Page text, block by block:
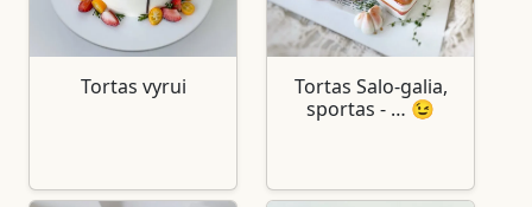
Tortas vyrui
Tortas Salo-galia,
sportas - … 😉